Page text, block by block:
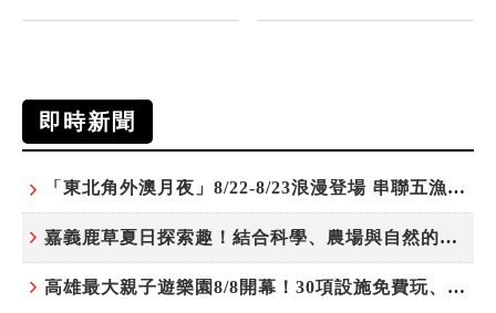
即時新聞
「東北角外澳月夜」8/22-8/23浪漫登場 串聯五漁村、音樂、市集、火舞與慢旅共度夏夜
嘉義鹿草夏日探索趣！結合科學、農場與自然的親子小旅行
高雄最大親子遊樂園8/8開幕！30項設施免費玩、YOYO家族嗨翻暑假